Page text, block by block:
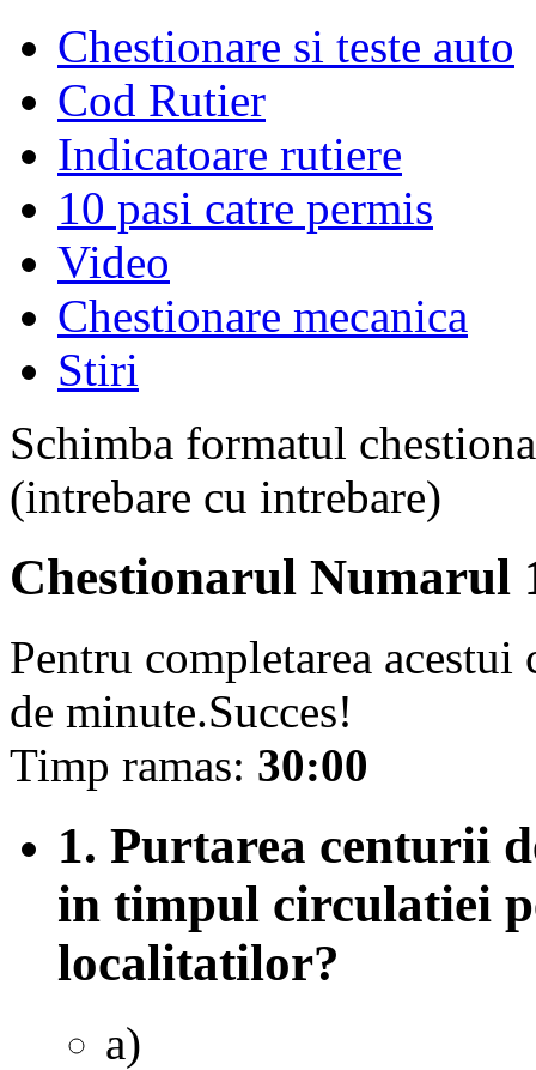
Chestionare si teste auto
Cod Rutier
Indicatoare rutiere
10 pasi catre permis
Video
Chestionare mecanica
Stiri
Schimba formatul
(intrebare cu intrebare)
Chestionarul Numarul
Pentru completarea
de minute.Succes!
Timp ramas: 30:00
1. Purtarea centurii
in timpul circulatiei
localitatilor?
a)